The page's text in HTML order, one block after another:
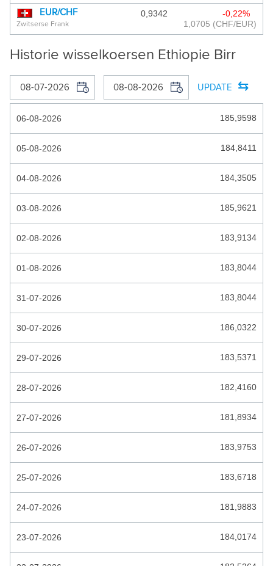
BOLIVIAANSE BOLIVIANO
BRAZILIAANSE REAAL
BULGAARSE LEV
CAYMANEILANDEN DOLLAR
COSTA RICAANSE COLON
CUBAANSE PESO CONVERTIBLE
DOMINICAANSE PESO
ESTONISCHE KROON
EUR/CHF
Zwitserse Frank
0,9342
-0,22%
1,0705 (CHF/EUR)
Historie wisselkoersen Ethiopie Birr
UPDATE ⇆
06-08-2026 185,9598
05-08-2026 184,8411
04-08-2026 184,3505
03-08-2026 185,9621
02-08-2026 183,9134
01-08-2026 183,8044
31-07-2026 183,8044
30-07-2026 186,0322
29-07-2026 183,5371
28-07-2026 182,4160
27-07-2026 181,8934
26-07-2026 183,9753
25-07-2026 183,6718
24-07-2026 181,9883
23-07-2026 184,0174